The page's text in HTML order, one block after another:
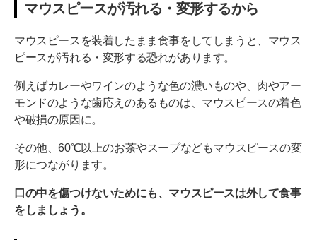
マウスピースが汚れる・変形するから
マウスピースを装着したまま食事をしてしまうと、マウス
ピースが汚れる・変形する恐れがあります。
例えばカレーやワインのような色の濃いものや、肉やアー
モンドのような歯応えのあるものは、マウスピースの着色
や破損の原因に。
その他、60℃以上のお茶やスープなどもマウスピースの変
形につながります。
口の中を傷つけないためにも、マウスピースは外して食事
をしましょう。